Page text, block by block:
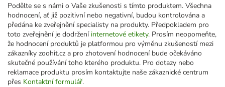
Podělte se s námi o Vaše zkušenosti s tímto produktem. Všechna
hodnocení, ať již pozitivní nebo negativní, budou kontrolována a
předána ke zveřejnění specialisty na produkty. Předpokladem pro
toto zveřejnění je dodržení internetové etikety. Prosím neopomeňte,
že hodnocení produktů je platformou pro výměnu zkušeností mezi
zákazníky zoohit.cz a pro zhotovení hodnocení bude očekáváno
skutečné používání toho kterého produktu. Pro dotazy nebo
reklamace produktu prosím kontaktujte naše zákaznické centrum
přes Kontaktní formulář.